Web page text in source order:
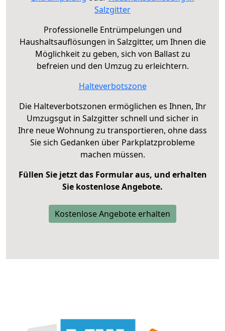
Salzgitter
Professionelle Entrümpelungen und
Haushaltsauflösungen in Salzgitter, um Ihnen die
Möglichkeit zu geben, sich von Ballast zu
befreien und den Umzug zu erleichtern.
Halteverbotszone
Die Halteverbotszonen ermöglichen es Ihnen, Ihr
Umzugsgut in Salzgitter schnell und sicher in
Ihre neue Wohnung zu transportieren, ohne dass
Sie sich Gedanken über Parkplatzprobleme
machen müssen.
Füllen Sie jetzt das Formular aus, und erhalten
Sie kostenlose Angebote.
Kostenlose Angebote erhalten